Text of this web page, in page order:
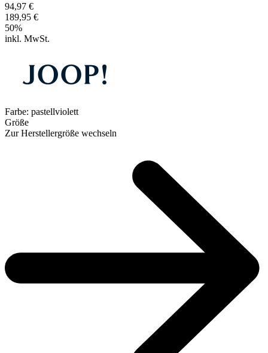
94,97 €
189,95 €
50%
inkl. MwSt.
Farbe: pastellviolett
Größe
Zur Herstellergröße wechseln